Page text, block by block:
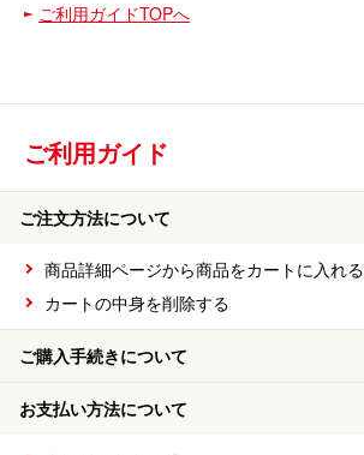
ご利用ガイドTOPへ
ご利用ガイド
ご注文方法について
商品詳細ページから商品をカートに入れる
カートの中身を削除する
ご購入手続きについて
お支払い方法について